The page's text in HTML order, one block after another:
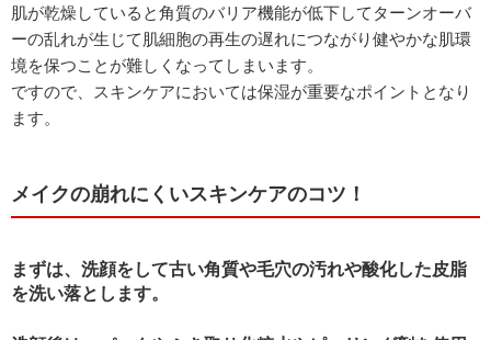
肌が乾燥していると角質のバリア機能が低下してターンオーバ
ーの乱れが生じて肌細胞の再生の遅れにつながり健やかな肌環
境を保つことが難しくなってしまいます。
ですので、スキンケアにおいては保湿が重要なポイントとなり
ます。
メイクの崩れにくいスキンケアのコツ！
まずは、洗顔をして古い角質や毛穴の汚れや酸化した皮脂
を洗い落とします。